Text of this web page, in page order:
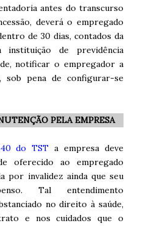
antes do transcurso
deverá o empregado
de 30 dias, contados da
instituição de previdência
notificar o empregador a
sob pena de configurar-se
PELA EMPRESA
do TST a empresa deve
oferecido ao empregado
por invalidez ainda que seu
Tal entendimento
no direito à saúde,
e nos cuidados que o